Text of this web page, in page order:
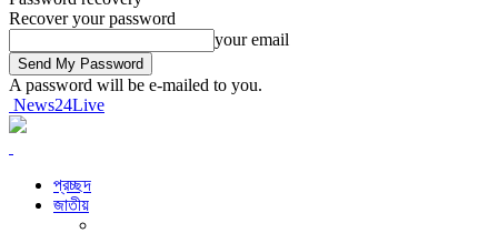
Recover your password
your email
A password will be e-mailed to you.
News24Live
প্রচ্ছদ
জাতীয়